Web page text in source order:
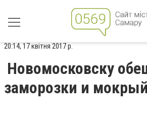
20:14, 17 квітня 2017 р.
Новомосковску
заморозки и